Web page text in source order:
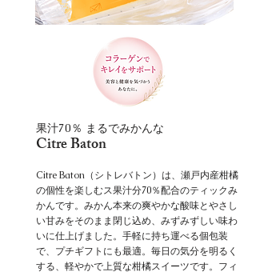
果汁70％ まるでみかんな
Citre Baton
​Citre Baton（シトレバトン）は、瀬戸内産柑橘
の個性を楽しむス果汁分70％配合のティックみ
かんです。みかん本来の爽やかな酸味とやさし
い甘みをそのまま閉じ込め、みずみずしい味わ
いに仕上げました。手軽に持ち運べる個包装
で、プチギフトにも最適。毎日の気分を明るく
する、軽やかで上質な柑橘スイーツです。フィ